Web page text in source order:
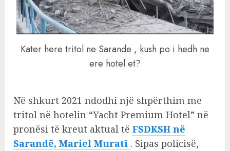
Kater here tritol ne Sarande , kush po i hedh ne
ere hotel et?
Në shkurt 2021 ndodhi një shpërthim me
tritol në hotelin “Yacht Premium Hotel” në
pronësi të kreut aktual të FSDKSH në
Sarandë, Mariel Murati . Sipas policisë,